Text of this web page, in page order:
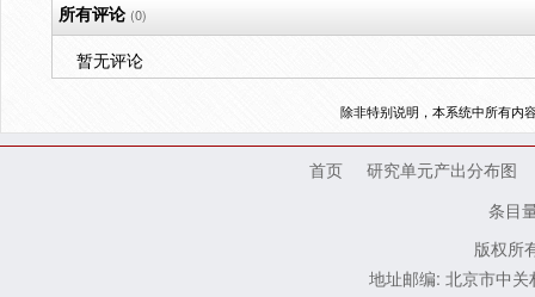
所有评论(0)
暂无评论
除非特别说明，本系统中所有内
首页
研究单元产出分布图
条目
版权所
地址邮编: 北京市中